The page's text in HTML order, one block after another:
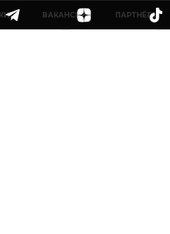
ВАКАНСИИ ПАРТНЁРЫ